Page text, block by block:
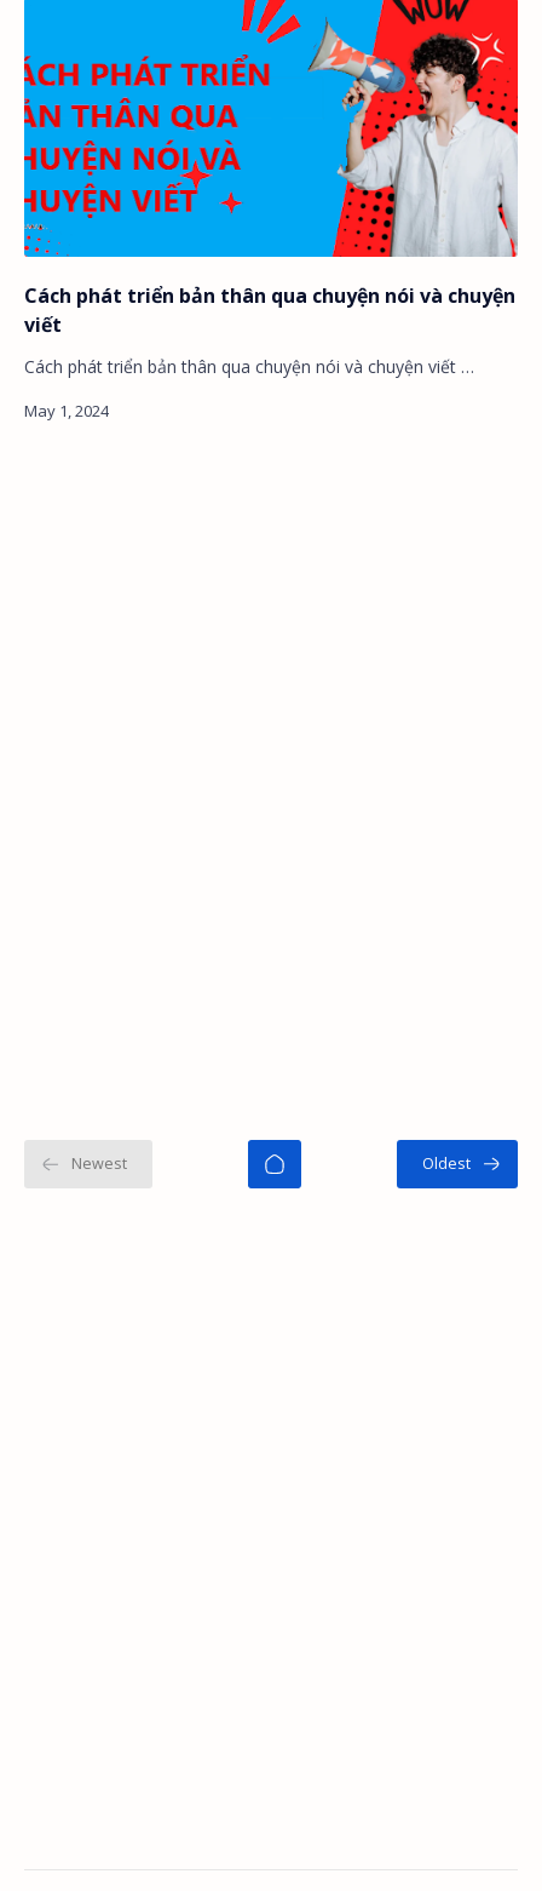
Cách phát triển bản thân qua chuyện nói và chuyện
viết
Cách phát triển bản thân qua chuyện nói và chuyện viết …